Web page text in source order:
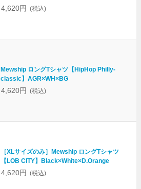
4,620円 (税込)
Mewship ロングTシャツ【HipHop Philly-
classic】AGR×WH×BG
4,620円 (税込)
［XLサイズのみ］Mewship ロングTシャツ
【LOB CITY】Black×White×D.Orange
4,620円 (税込)